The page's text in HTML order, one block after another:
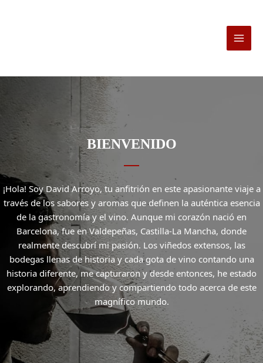
BIENVENIDO
¡Hola! Soy David Arroyo, tu anfitrión en este apasionante viaje a
través de los sabores y aromas que definen la auténtica esencia
de la gastronomía y el vino. Aunque mi corazón nació en
Barcelona, fue en Valdepeñas, Castilla-La Mancha, donde
realmente descubrí mi pasión. Los viñedos extensos, las
bodegas llenas de historia y cada gota de vino contando una
historia diferente, me capturaron y desde entonces, he estado
explorando, aprendiendo y compartiendo todo acerca de este
magnífico mundo.